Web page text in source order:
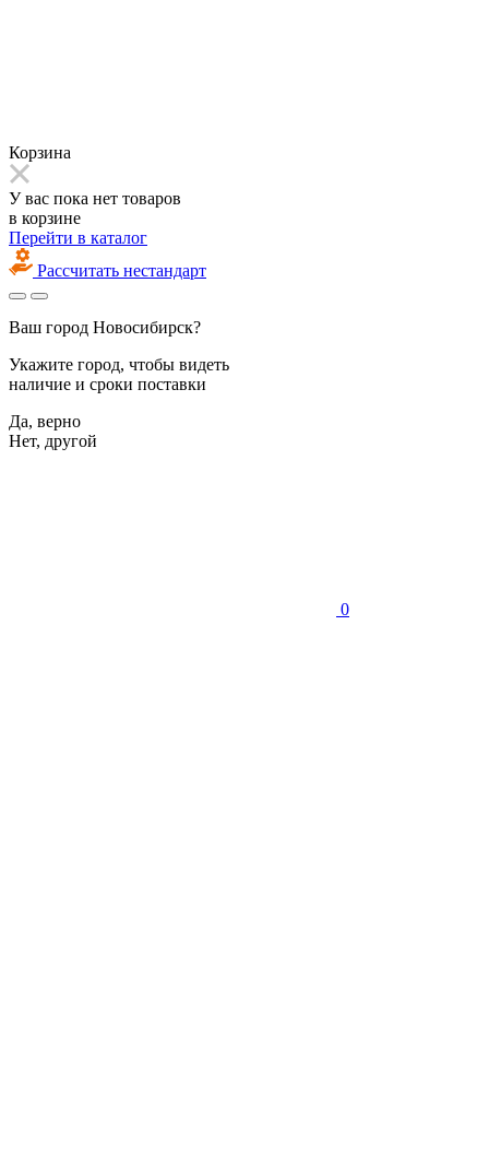
Корзина
У вас пока нет товаров
в корзине
Перейти в каталог
Рассчитать нестандарт
Ваш город Новосибирск?
Укажите город, чтобы видеть
наличие и сроки поставки
Да, верно
Нет, другой
0